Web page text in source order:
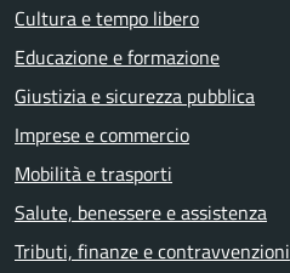
Cultura e tempo libero
Educazione e formazione
Giustizia e sicurezza pubblica
Imprese e commercio
Mobilità e trasporti
Salute, benessere e assistenza
Tributi, finanze e contravvenzioni